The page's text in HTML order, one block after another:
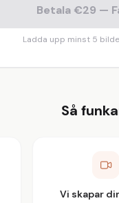
Betala €29 —
Ladda upp minst 5
Så
Vi skapar